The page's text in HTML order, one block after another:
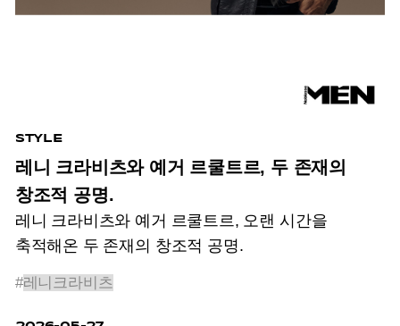
STYLE
레니 크라비츠와 예거 르쿨트르, 두 존재의
창조적 공명.
레니 크라비츠와 예거 르쿨트르, 오랜 시간을
축적해온 두 존재의 창조적 공명.
#레니크라비츠